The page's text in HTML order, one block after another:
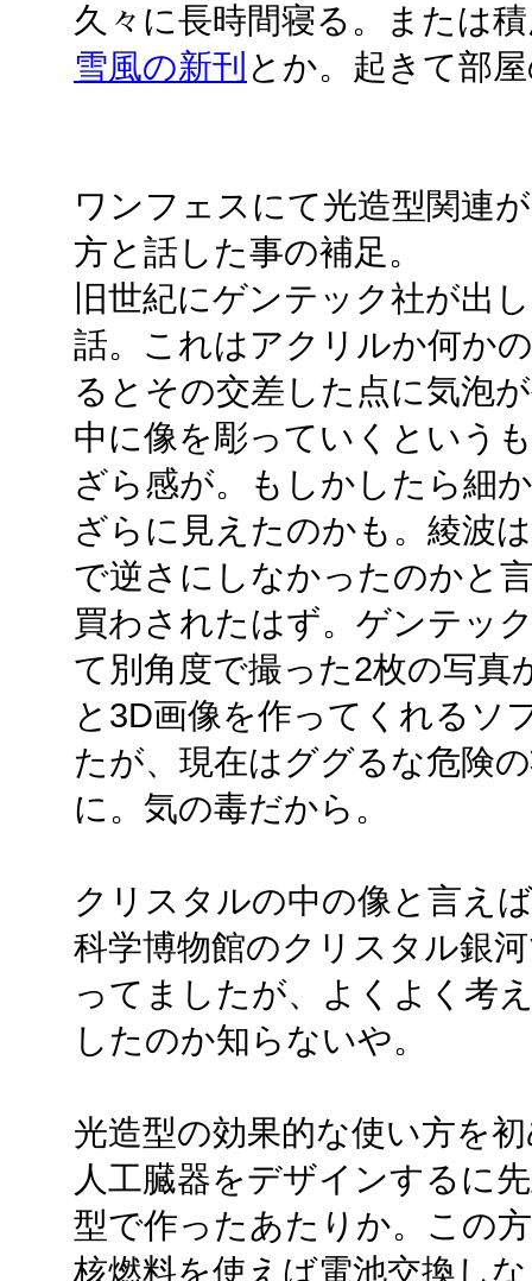
久々に長時間寝る。または
雪風の新刊 とか。起きて部
ワンフェスにて光造型関連
方と話した事の補足。
旧世紀にゲンテック社が出
話。これはアクリルか何か
るとその交差した点に気泡
中に像を彫っていくという
ざら感が。もしかしたら細
ざらに見えたのかも。綾波
で逆さにしなかったのかと
買わされたはず。ゲンテッ
て別角度で撮った2枚の写真
と3D画像を作ってくれるソ
たが、現在はググるな危険
に。気の毒だから。
クリスタルの中の像と言え
科学博物館のクリスタル銀
ってましたが、よくよく考
したのか知らないや。
光造型の効果的な使い方を
人工臓器をデザインするに
型で作ったあたりか。この
核燃料を使えば電池交換し